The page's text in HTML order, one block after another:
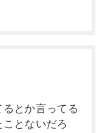
とか言ってる
とないだろ